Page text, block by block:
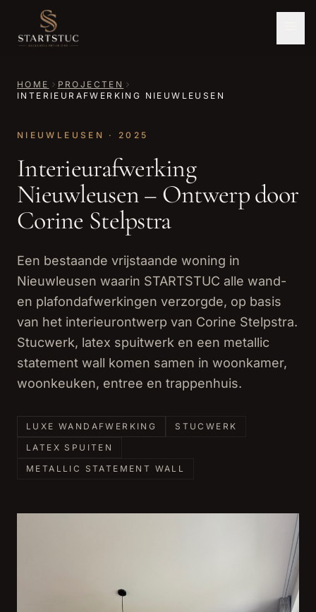
HOME
PROJECTEN
INTERIEURAFWERKING NIEUWLEUSEN
NIEUWLEUSEN · 2025
Interieurafwerking
Nieuwleusen – Ontwerp door
Corine Stelpstra
Een bestaande vrijstaande woning in
Nieuwleusen waarin STARTSTUC alle wand-
en plafondafwerkingen verzorgde, op basis
van het interieurontwerp van Corine Stelpstra.
Stucwerk, latex spuitwerk en een metallic
statement wall komen samen in woonkamer,
woonkeuken, entree en trappenhuis.
LUXE WANDAFWERKING
STUCWERK
LATEX SPUITEN
METALLIC STATEMENT WALL